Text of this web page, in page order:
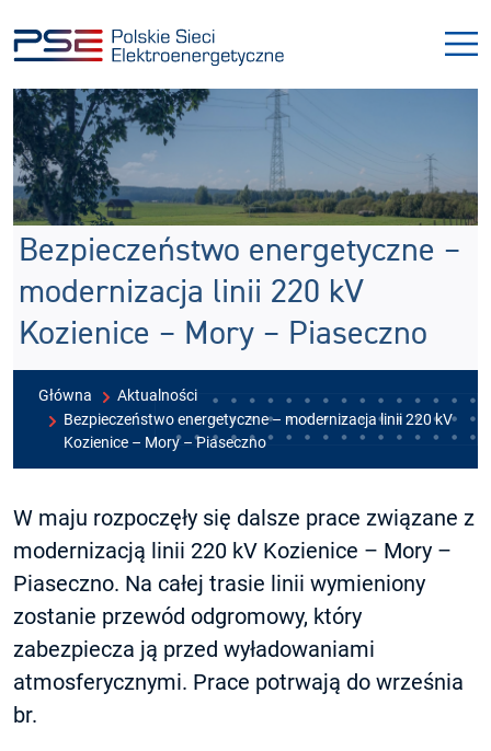
do
menu
do
treści
Bezpieczeństwo energetyczne –
modernizacja linii 220 kV
Kozienice – Mory – Piaseczno
Główna
Aktualności
Bezpieczeństwo energetyczne – modernizacja linii 220 kV
Kozienice – Mory – Piaseczno
W maju rozpoczęły się dalsze prace związane z
modernizacją linii 220 kV Kozienice – Mory –
Piaseczno. Na całej trasie linii wymieniony
zostanie przewód odgromowy, który
zabezpiecza ją przed wyładowaniami
atmosferycznymi. Prace potrwają do września
br.